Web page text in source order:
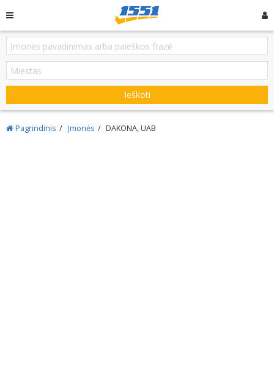
Ieškoti
Pagrindinis Įmonės DAKONA, UAB